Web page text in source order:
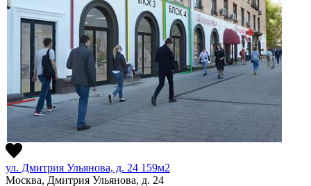
ул. Дмитрия Ульянова, д. 24 159м2
Москва, Дмитрия Ульянова, д. 24